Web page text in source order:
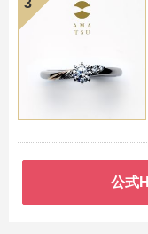
公式